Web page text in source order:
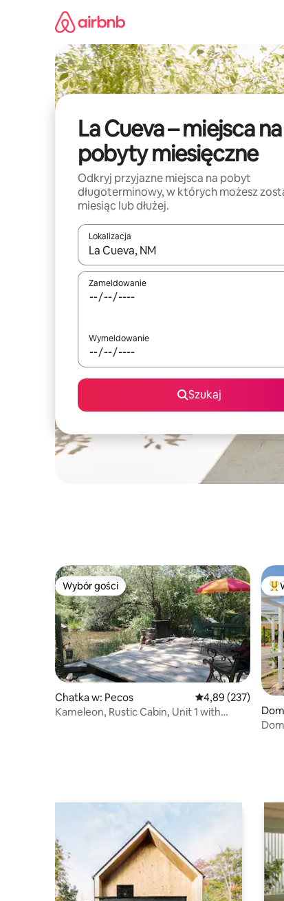
La Cueva – miejsca na
pobyty miesięczne
Odkryj przyjazne miejsca na pobyt
długoterminowy, w których możesz
miesiąc lub dłużej.
Lokalizacja
Gdy wyniki będą dostępne, możesz
Zameldowanie
Wymeldowanie
Szukaj
Wybór gości
Wybór gości
Chatka w: Pecos Średnia ocena:
4,89 (237)
Kameleon, Rustic Cabin, Unit 1 with